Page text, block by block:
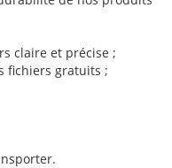
claire et précise ;
fichiers gratuits ;